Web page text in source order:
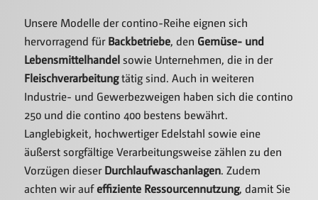
Unsere Modelle der contino-Reihe eignen sich
hervorragend für Backbetriebe, den Gemüse- und
Lebensmittelhandel sowie Unternehmen, die in der
Fleischverarbeitungtätig sind. Auch in weiteren
Industrie- und Gewerbezweigen haben sich die contino
250 und die contino 400 bestens bewährt.
Langlebigkeit, hochwertiger Edelstahl sowie eine
äußerst sorgfältige Verarbeitungsweise zählen zu den
Vorzügen dieser Durchlaufwaschanlagen. Zudem
achten wir auf effiziente Ressourcennutzung, damit Sie